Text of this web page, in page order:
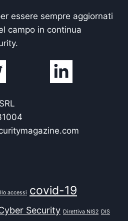
essere sempre aggiornati
campo in continua
accessi covid-19
Security Direttiva NIS2 DIS